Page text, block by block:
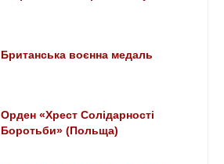
Британська воєнна медаль
Орден «Хрест Солідарності
Боротьби» (Польща)